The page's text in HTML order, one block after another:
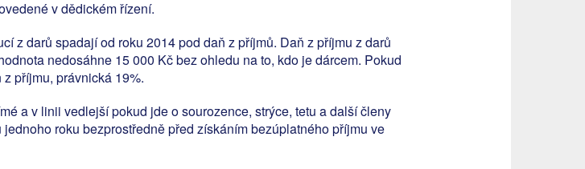
v dědickém řízení.
z darů spadají od roku 2014 pod daň z příjmů. Daň z příjmu z darů
nedosáhne 15 000 Kč bez ohledu na to, kdo je dárcem. Pokud
příjmu, právnická 19%.
a v linii vedlejší pokud jde o sourozence, strýce, tetu a další členy
roku bezprostředně před získáním bezúplatného příjmu ve